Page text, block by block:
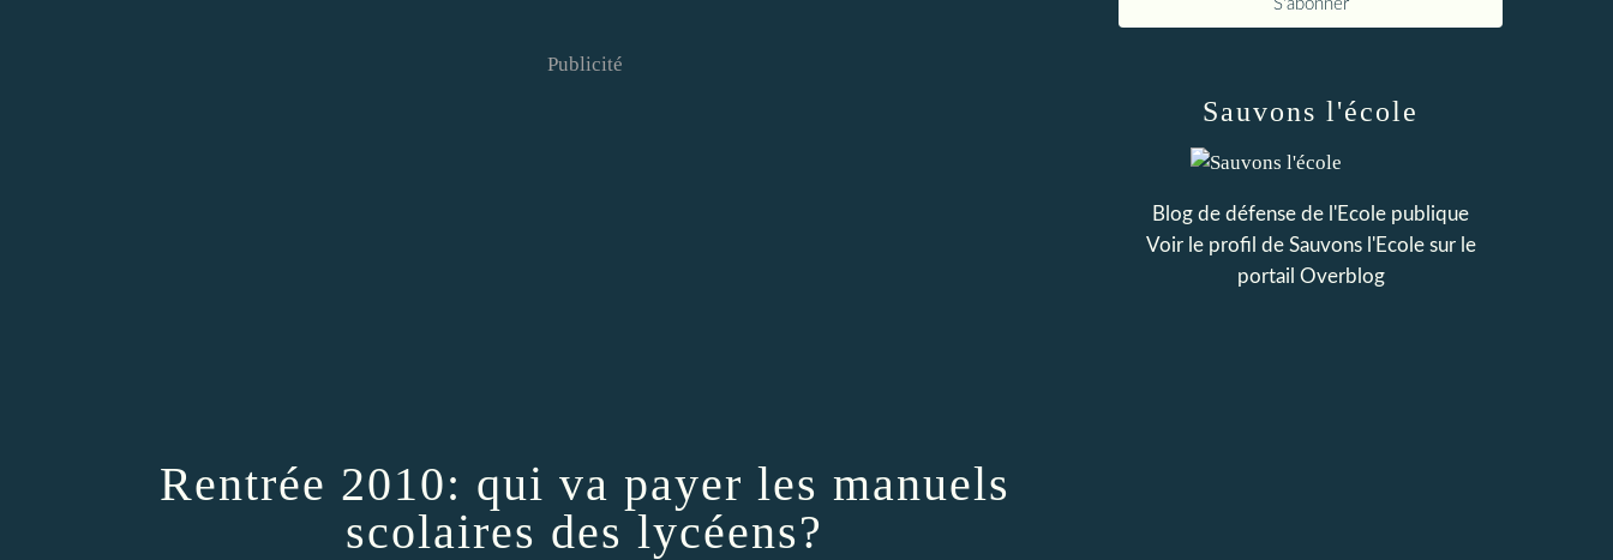
Publicité
Rentrée 2010: qui va payer les manuels
scolaires des lycéens?
Sauvons l'école
Blog de défense de l'Ecole publique
Voir le profil de Sauvons l'Ecolesur le
portail Overblog